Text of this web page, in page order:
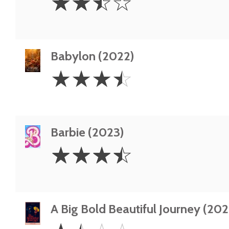
Stars
Babylon (2022)
3.5
Stars
☆☆☆☆
Barbie (2023)
3.5
Stars
☆☆☆☆
A Big Bold Beautiful Journey
1.5